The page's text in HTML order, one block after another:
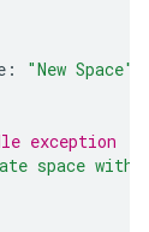
: "New Space"
exception
space with